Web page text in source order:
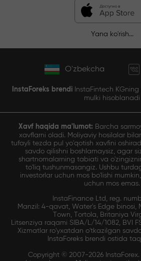
Yana ko'rish...
O'zbekcha
InstaForeks brendi InstaFintech
mulki hisoblanadi
Xavf haqida ma'lumot: Barcha
xavflarni oladi. Moliyaviy hosilalar
tufayli tezda pul yo'qotish xavfini
savdo qilishni boshlamaysiz, agar
shartnomalarning tabiati va
to'liq tushunmasangiz. Ushbu
investorlar uchun mos bo'lishi
uchun mos emas.
InstaFinance Ltd, reg.
Manzil: 4-qavat, Water's Edge binosi,
Town, Tortola, Britaniya
Litsenziya raqami SIBA/L/14/1082, BVI
Xizmatlar ro'yxatdan o'tkazilgan
InstaForeks brendi ostida
Copyright © 2007-2026